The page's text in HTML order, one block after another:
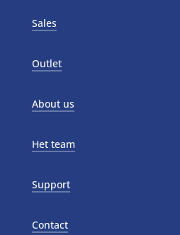
Sales
Outlet
About us
Het team
Support
Contact